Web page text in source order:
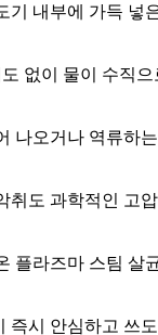
기 내부에 가득 넣
없이 물이 수직으
나오거나 역류하는
취도 과학적인 고압
플라즈마 스팀 살
즉시 안심하고 쓰